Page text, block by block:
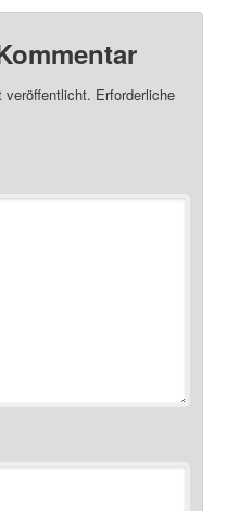
veröffentlicht. Erforderliche